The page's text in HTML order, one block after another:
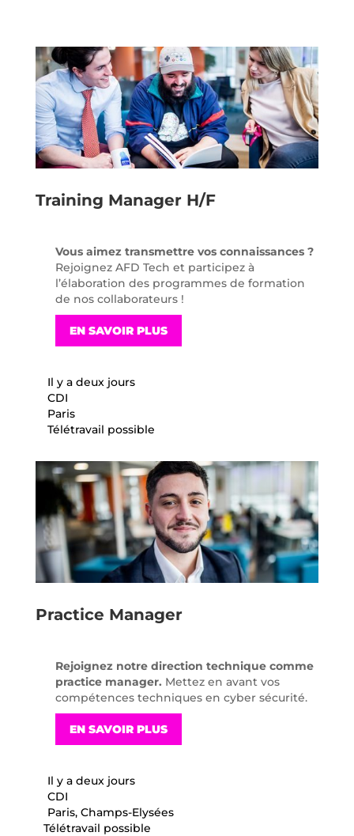
Training Manager H/F
Vous aimez transmettre vos connaissances ?
Rejoignez AFD Tech et participez à
l’élaboration des programmes de formation
de nos collaborateurs !
EN SAVOIR PLUS
Il y a deux jours
CDI
Paris
Télétravail possible
Practice Manager
Rejoignez notre direction technique comme
practice manager. Mettez en avant vos
compétences techniques en cyber sécurité.
EN SAVOIR PLUS
Il y a deux jours
CDI
Paris, Champs-Elysées
Télétravail possible